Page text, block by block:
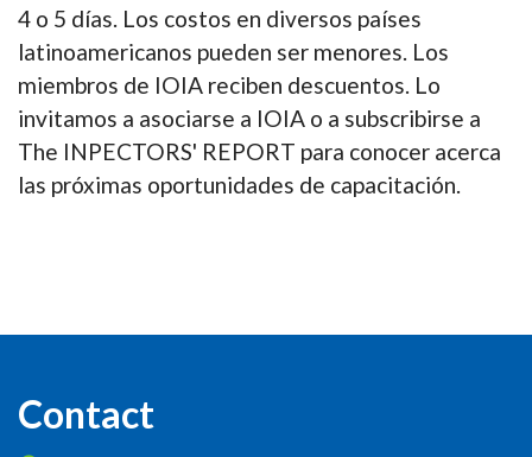
4 o 5 días. Los costos en diversos países
latinoamericanos pueden ser menores. Los
miembros de IOIA reciben descuentos. Lo
invitamos a asociarse a IOIA o a subscribirse a
The INPECTORS' REPORT para conocer acerca
las próximas oportunidades de capacitación.
Contact